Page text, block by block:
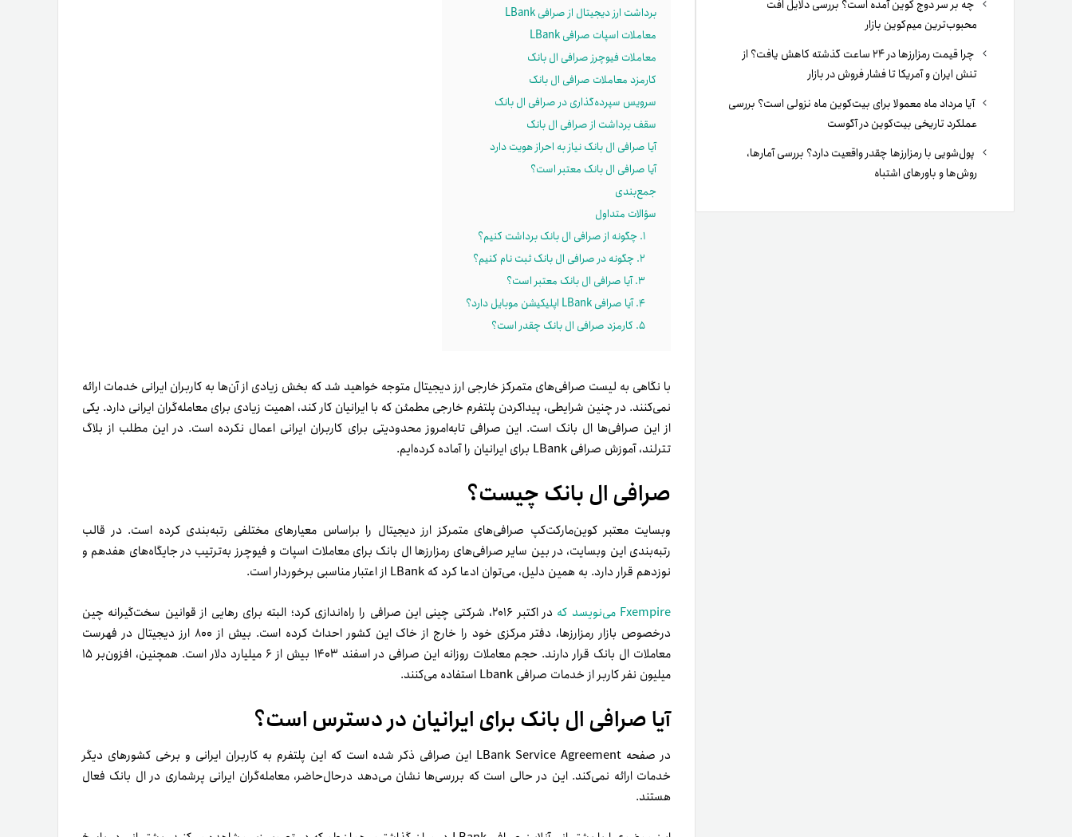
چه بر سر دوج کوین آمده است؟ بررسی دلایل افت
محبوب‌ترین میم‌کوین بازار
چرا قیمت رمزارزها در ۲۴ ساعت گذشته کاهش یافت؟ از
تنش ایران و آمریکا تا فشار فروش در بازار
آیا مرداد ماه معمولا برای بیت‌کوین ماه نزولی است؟ بررسی
عملکرد تاریخی بیت‌کوین در آگوست
پول‌شویی با رمزارزها چقدر واقعیت دارد؟ بررسی آمارها،
روش‌ها و باورهای اشتباه
برداشت ارز دیجیتال از صرافی LBank
معاملات اسپات صرافی LBank
معاملات فیوچرز صرافی ال بانک
کارمزد معاملات صرافی ال بانک
سرویس سپرده‌گذاری در صرافی ال بانک
سقف برداشت از صرافی ال بانک
آیا صرافی ال بانک نیاز به احراز هویت دارد
آیا صرافی ال بانک معتبر است؟
جمع‌بندی
سؤالات متداول
۱. چگونه از صرافی ال بانک برداشت کنیم؟
۲. چگونه در صرافی ال بانک ثبت نام کنیم؟
۳. آیا صرافی ال بانک معتبر است؟
۴. آیا صرافی LBank اپلیکیشن موبایل دارد؟
۵. کارمزد صرافی ال بانک چقدر است؟
با نگاهی به لیست صرافی‌های متمرکز خارجی ارز دیجیتال متوجه خواهید شد که بخش زیادی از آن‌ها به کاربران ایرانی خدمات ارائه
نمی‌کنند. در چنین شرایطی، پیدا‌کردن پلتفرم خارجی مطمئن که با ایرانیان کار کند، اهمیت زیادی برای معامله‌گران ایرانی دارد. یکی
از این صرافی‌ها ال بانک است. این صرافی تا‌به‌امروز محدودیتی برای کاربران ایرانی اعمال نکرده است. در این مطلب از بلاگ
تترلند، آموزش صرافی LBank برای ایرانیان را آماده کرده‌ایم.
صرافی ال بانک چیست؟
وبسایت معتبر کوین‌مارکت‌کپ صرافی‌های متمرکز ارز دیجیتال را براساس معیارهای مختلفی رتبه‌بندی کرده است. در قالب
رتبه‌بندی این وبسایت، در بین سایر صرافی‌های رمزارزها ال بانک برای معاملات اسپات و فیوچرز به‌ترتیب در جایگاه‌های هفدهم و
نوزدهم قرار دارد. به همین دلیل، می‌توان ادعا کرد که LBank از اعتبار مناسبی برخوردار است.
Fxempire می‌نویسد که
در اکتبر ۲۰۱۶، شرکتی چینی این صرافی را راه‌اندازی کرد؛ البته برای رهایی از قوانین سخت‌گیرانه چین
درخصوص بازار رمزارزها، دفتر مرکزی خود را خارج از خاک این کشور احداث کرده است. بیش از ۸۰۰ ارز دیجیتال در فهرست
معاملات ال بانک قرار دارند. حجم معاملات روزانه این صرافی در اسفند ۱۴۰۳ بیش از ۶ میلیارد دلار است. همچنین، افزون‌بر ۱۵
میلیون نفر کاربر از خدمات صرافی Lbank استفاده می‌کنند.
آیا صرافی ال بانک برای ایرانیان در دسترس است؟
در صفحه LBank Service Agreement این صرافی ذکر شده است که این پلتفرم به‌ کاربران ایرانی و برخی کشورهای دیگر
خدمات ارائه نمی‌کند. این در حالی است که بررسی‌ها نشان می‌دهد در‌حال‌حاضر، معامله‌گران ایرانی پرشماری در ال بانک فعال
هستند.